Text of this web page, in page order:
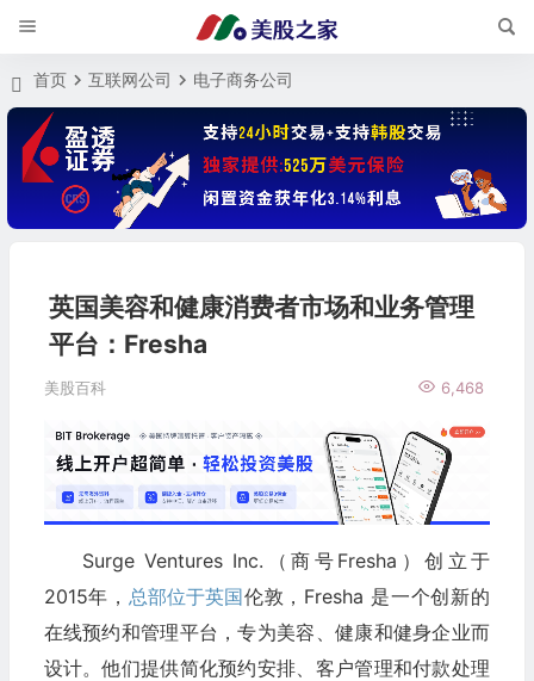
首页 互联网公司 电子商务公司
英国美容和健康消费者市场和业务管理
平台：Fresha
美股百科 6,468
Surge Ventures Inc.（商号Fresha）创立于
2015年， 总部位于英国伦敦，Fresha 是一个创新的
在线预约和管理平台，专为美容、健康和健身企业而
设计。他们提供简化预约安排、客户管理和付款处理